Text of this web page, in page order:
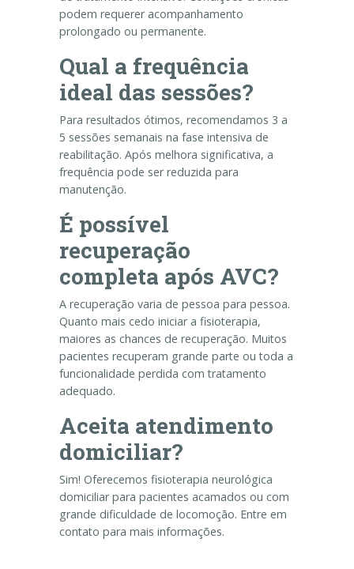
podem requerer acompanhamento
prolongado ou permanente.
Qual a frequência
ideal das sessões?
Para resultados ótimos, recomendamos 3 a
5 sessões semanais na fase intensiva de
reabilitação. Após melhora significativa, a
frequência pode ser reduzida para
manutenção.
É possível
recuperação
completa após AVC?
A recuperação varia de pessoa para pessoa.
Quanto mais cedo iniciar a fisioterapia,
maiores as chances de recuperação. Muitos
pacientes recuperam grande parte ou toda a
funcionalidade perdida com tratamento
adequado.
Aceita atendimento
domiciliar?
Sim! Oferecemos fisioterapia neurológica
domiciliar para pacientes acamados ou com
grande dificuldade de locomoção. Entre em
contato para mais informações.